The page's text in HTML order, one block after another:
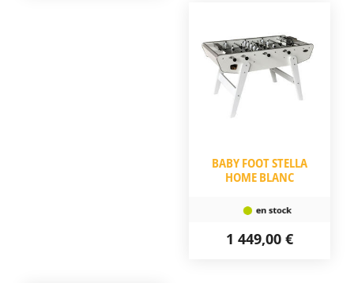
BABY FOOT STELLA
HOME BLANC
1 449,00 €